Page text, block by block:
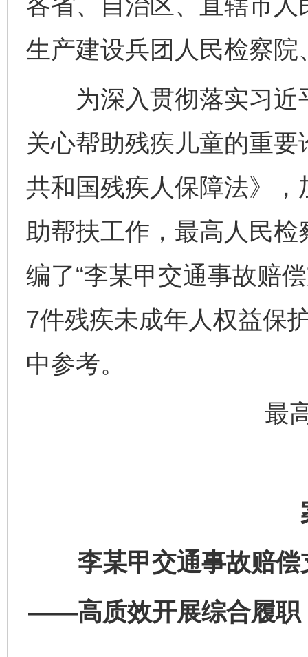
生产建设兵团人民检察
为深入贯彻落实习近
关心帮助残疾儿童的重
共和国残疾人保障法》
助帮扶工作，最高人民
编了“李某甲交通事故赔
7件残疾未成年人权益保
中参考。
最
李某甲交通事故赔
——高质效开展综合履职